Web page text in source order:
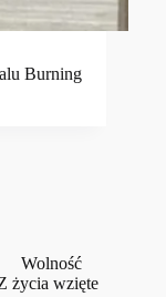
Burning
Wolność
życia wzięte